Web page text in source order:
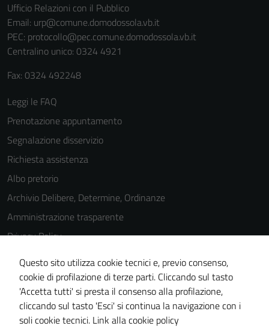
Ufficio Relazioni con il Pubblico
Email: urp@comune.domodossola.vb.it
PEC: protocollo@pec.comune.domodossola.vb.it
Centralino unico: 0324 4921
Fax: 0324 492248
Leggi le FAQ
Prenotazione appuntamento
Segnalazione disservizio
Richiesta assistenza
Albo pretorio
Archivio Delibere, Determine, Ordinanze
Amministrazione trasparente
Privacy Policy
Cookie Policy
Note legali
Dichiarazione di accessibilità
Piano di miglioramento del sito
Questo sito utilizza cookie tecnici e, previo consenso,
cookie di profilazione di terze parti. Cliccando sul tasto
'Accetta tutti' si presta il consenso alla profilazione,
cliccando sul tasto 'Esci' si continua la navigazione con i
soli cookie tecnici. Link alla cookie policy